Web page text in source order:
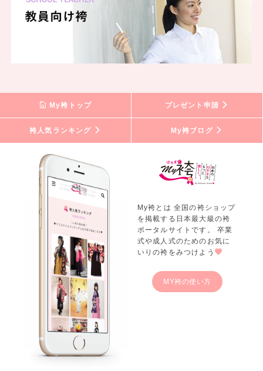
My袴トップ プレゼント申請
袴人気ランキング My袴ブログ
My袴とは 全国の袴ショップ
を掲載する日本最大級の袴
ポータルサイトです。 卒業
式や成人式のためのお気に
いりの袴をみつけよう
MY袴の使い方